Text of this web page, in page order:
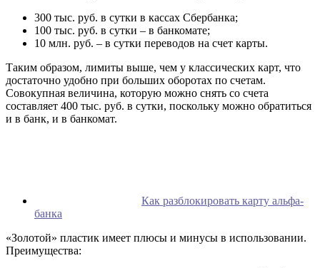
300 тыс. руб. в сутки в кассах Сбербанка;
100 тыс. руб. в сутки – в банкомате;
10 млн. руб. – в сутки переводов на счет карты.
Таким образом, лимиты выше, чем у классических карт, что
достаточно удобно при больших оборотах по счетам.
Совокупная величина, которую можно снять со счета
составляет 400 тыс. руб. в сутки, поскольку можно обратиться
и в банк, и в банкомат.
Как разблокировать карту альфа-
банка
«Золотой» пластик имеет плюсы и минусы в использовании.
Преимущества: